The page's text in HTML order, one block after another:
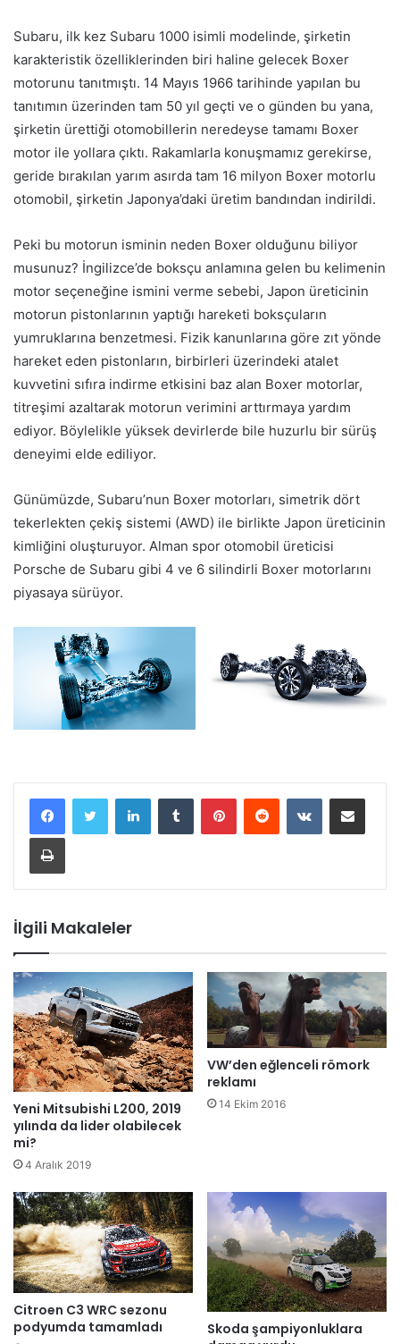
Subaru, ilk kez Subaru 1000 isimli modelinde, şirketin
karakteristik özelliklerinden biri haline gelecek Boxer
motorunu tanıtmıştı. 14 Mayıs 1966 tarihinde yapılan bu
tanıtımın üzerinden tam 50 yıl geçti ve o günden bu yana,
şirketin ürettiği otomobillerin neredeyse tamamı Boxer
motor ile yollara çıktı. Rakamlarla konuşmamız gerekirse,
geride bırakılan yarım asırda tam 16 milyon Boxer motorlu
otomobil, şirketin Japonya’daki üretim bandından indirildi.
Peki bu motorun isminin neden Boxer olduğunu biliyor
musunuz? İngilizce’de boksçu anlamına gelen bu kelimenin
motor seçeneğine ismini verme sebebi, Japon üreticinin
motorun pistonlarının yaptığı hareketi boksçuların
yumruklarına benzetmesi. Fizik kanunlarına göre zıt yönde
hareket eden pistonların, birbirleri üzerindeki atalet
kuvvetini sıfıra indirme etkisini baz alan Boxer motorlar,
titreşimi azaltarak motorun verimini arttırmaya yardım
ediyor. Böylelikle yüksek devirlerde bile huzurlu bir sürüş
deneyimi elde ediliyor.
Günümüzde, Subaru’nun Boxer motorları, simetrik dört
tekerlekten çekiş sistemi (AWD) ile birlikte Japon üreticinin
kimliğini oluşturuyor. Alman spor otomobil üreticisi
Porsche de Subaru gibi 4 ve 6 silindirli Boxer motorlarını
piyasaya sürüyor.
İlgili Makaleler
Yeni Mitsubishi L200, 2019
yılında da lider olabilecek
mi?
4 Aralık 2019
VW’den eğlenceli römork
reklamı
14 Ekim 2016
Citroen C3 WRC sezonu
podyumda tamamladı
Skoda şampiyonluklara